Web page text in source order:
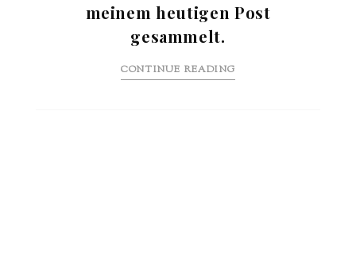
meinem heutigen Post
gesammelt.
CONTINUE READING